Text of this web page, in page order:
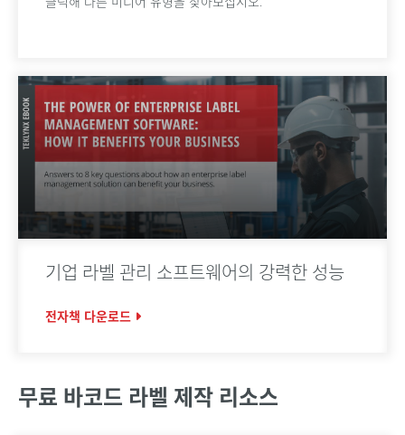
기업 라벨 관리 소프트웨어의 강력한 성능
전자책 다운로드
무료 바코드 라벨 제작 리소스